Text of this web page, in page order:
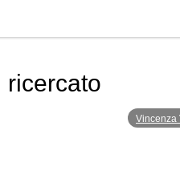
ricercato
Vincenza